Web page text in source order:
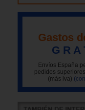
Gastos
G R A
Envíos España
pedidos
(más iva)